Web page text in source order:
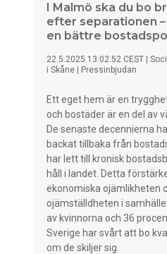
uppmanar nu regeringen i
att säkerställa att stödet
oavsett boendeform.
I Malmö ska du bo
efter separationen
en bättre
22.5.2025 13:02:52 CEST
i Skåne
Pressinbjudan
Ett eget hem är en
och bostäder är en del av
De senaste decennierna
backat tillbaka från
har lett till kronisk
håll i landet. Detta
ekonomiska ojämlikheten
ojämställdheten i
av kvinnorna och 36
Sverige har svårt att bo
om de skiljer sig.